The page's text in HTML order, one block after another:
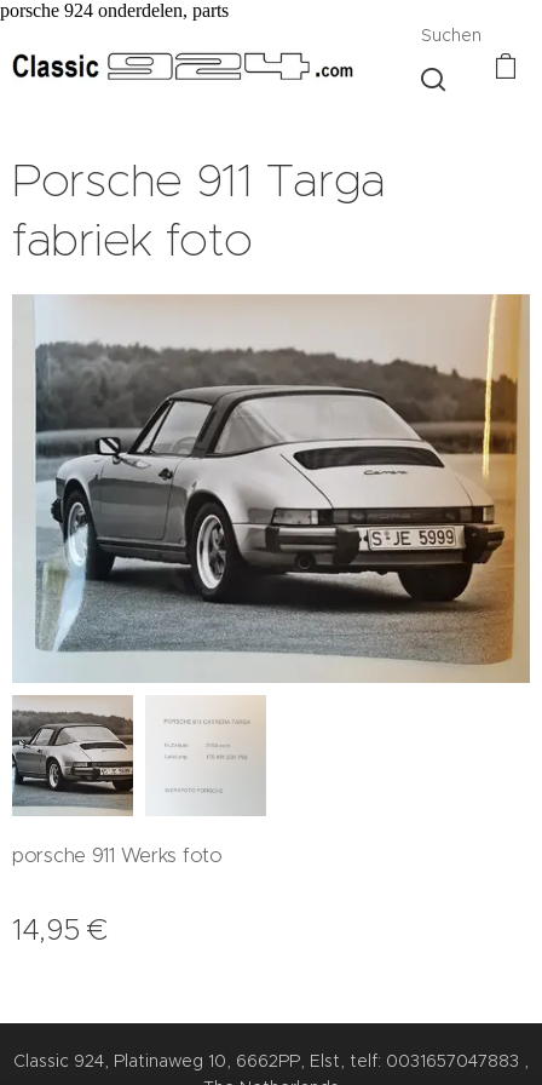
porsche 924 onderdelen, parts
Suchen
Porsche 911 Targa
fabriek foto
porsche 911 Werks foto
14,95 €
Classic 924, Platinaweg 10, 6662PP, Elst, telf: 0031657047883 ,